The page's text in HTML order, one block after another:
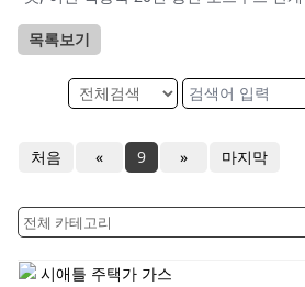
목록보기
처음 « 9 » 마지막